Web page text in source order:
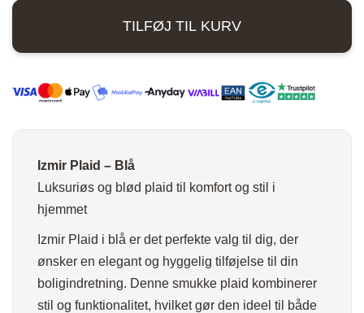
Blå
TILFØJ TIL KURV
Izmir Plaid – Blå
Luksuriøs og blød plaid til komfort og stil i
hjemmet
Izmir Plaid i blå er det perfekte valg til dig, der
ønsker en elegant og hyggelig tilføjelse til din
boligindretning. Denne smukke plaid kombinerer
stil og funktionalitet, hvilket gør den ideel til både